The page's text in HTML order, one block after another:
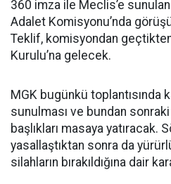
360 imza ile Meclis’e
Adalet Komisyonu’nda
Teklif, komisyondan
Kurulu’na gelecek.
MGK bugünkü toplantısında
sunulması ve bundan
başlıkları masaya yatıracak.
yasallaştıktan sonra da
silahların bırakıldığına dair